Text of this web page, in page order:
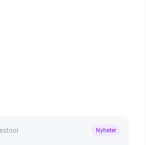
Nyheter